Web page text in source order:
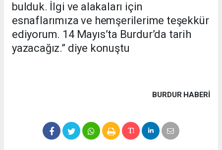
bulduk. İlgi ve alakaları için
esnaflarımıza ve hemşerilerime teşekkür
ediyorum. 14 Mayıs’ta Burdur’da tarih
yazacağız.” diye konuştu
BURDUR HABERİ